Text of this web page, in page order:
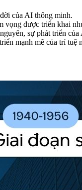
của AI thông minh.
được triển khai
sự phát triển
mạnh mẽ của trí